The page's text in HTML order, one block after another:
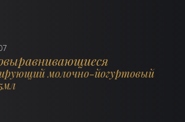
молочно-йогуртовый